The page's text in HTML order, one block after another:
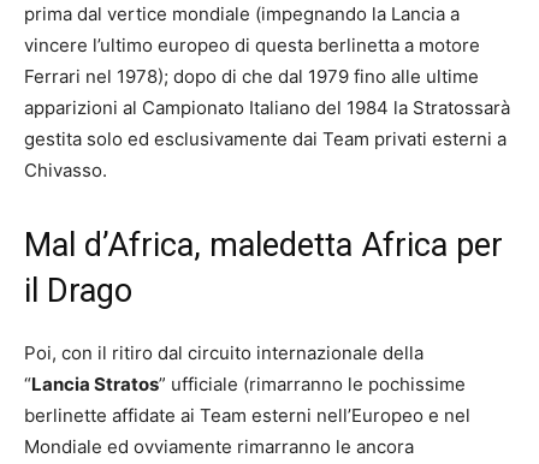
prima dal vertice mondiale (impegnando la Lancia a
vincere l’ultimo europeo di questa berlinetta a motore
Ferrari nel 1978); dopo di che dal 1979 fino alle ultime
apparizioni al Campionato Italiano del 1984 la Stratossarà
gestita solo ed esclusivamente dai Team privati esterni a
Chivasso.
Mal d’Africa, maledetta Africa per
il Drago
Poi, con il ritiro dal circuito internazionale della
“Lancia Stratos” ufficiale (rimarranno le pochissime
berlinette affidate ai Team esterni nell’Europeo e nel
Mondiale ed ovviamente rimarranno le ancora